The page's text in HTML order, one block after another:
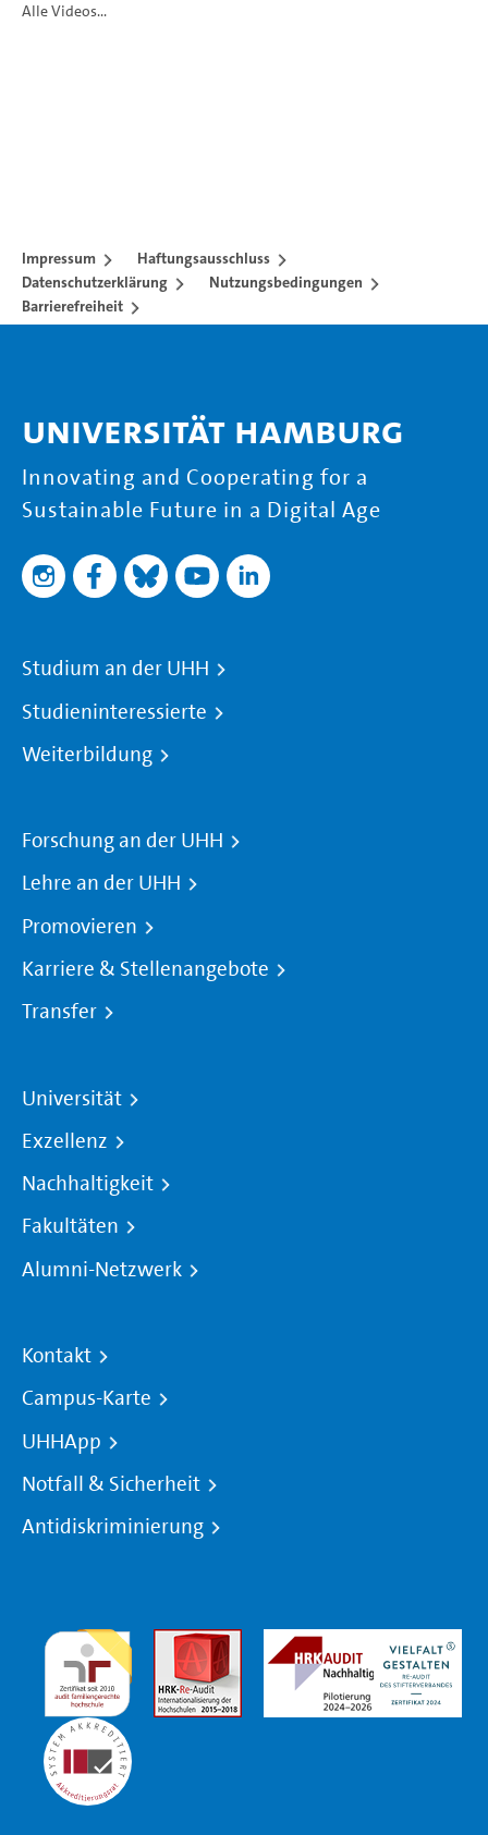
Alle Videos...
Impressum
Haftungsausschluss
Datenschutzerklärung
Nutzungsbedingungen
Barrierefreiheit
Universität Hamburg
Innovating and Cooperating for a
Sustainable Future in a Digital Age
Studium an der UHH
Studieninteressierte
Weiterbildung
Forschung an der UHH
Lehre an der UHH
Promovieren
Karriere & Stellenangebote
Transfer
Universität
Exzellenz
Nachhaltigkeit
Fakultäten
Alumni-Netzwerk
Kontakt
Campus-Karte
UHHApp
Notfall & Sicherheit
Antidiskriminierung